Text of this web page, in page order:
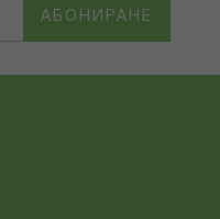
АБОНИРАНЕ